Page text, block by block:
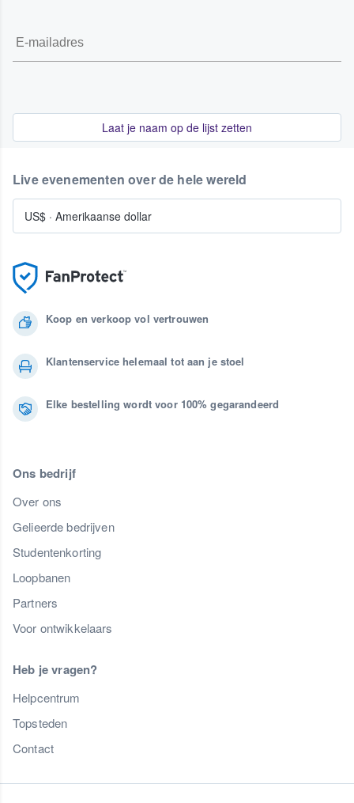
Laat je naam op de lijst zetten
Koop en verkoop vol vertrouwen
Klantenservice helemaal tot aan je stoel
Elke bestelling wordt voor 100% gegarandeerd
Ons bedrijf
Over ons
Gelieerde bedrijven
Studentenkorting
Loopbanen
Partners
Voor ontwikkelaars
Heb je vragen?
Helpcentrum
Topsteden
Contact
Live evenementen over de hele wereld
US$ · Amerikaanse dollar